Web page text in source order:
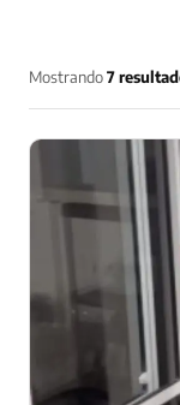
Mostrando7